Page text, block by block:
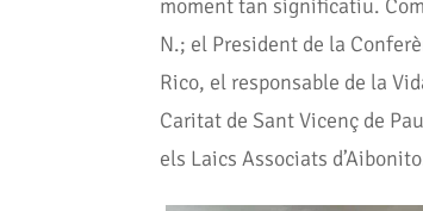
moment tan significatiu.
N.; el President de la
Rico, el responsable de la
Caritat de Sant Vicenç de
els Laics Associats